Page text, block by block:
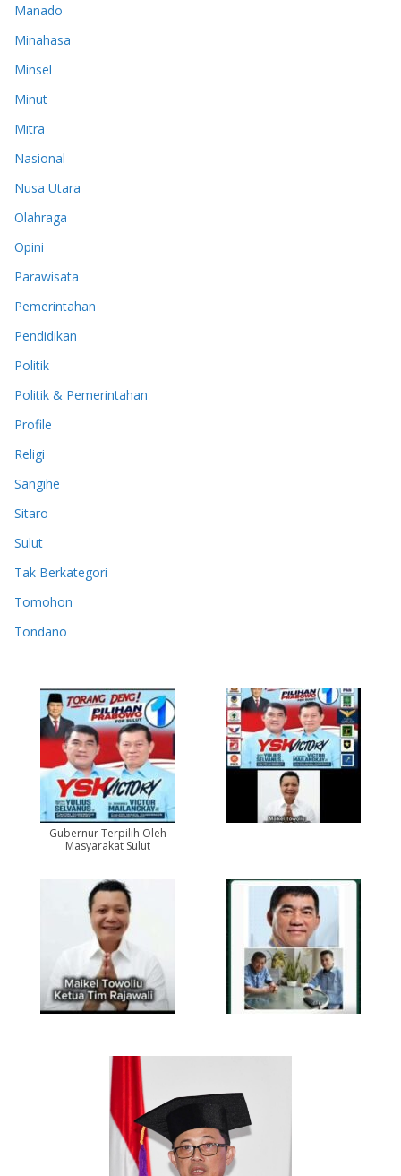
Manado
Minahasa
Minsel
Minut
Mitra
Nasional
Nusa Utara
Olahraga
Opini
Parawisata
Pemerintahan
Pendidikan
Politik
Politik & Pemerintahan
Profile
Religi
Sangihe
Sitaro
Sulut
Tak Berkategori
Tomohon
Tondano
Gubernur Terpilih Oleh
Masyarakat Sulut